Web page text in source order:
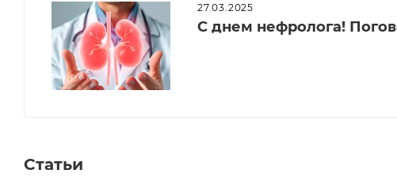
27.03.2025
С днем нефролога!
Статьи